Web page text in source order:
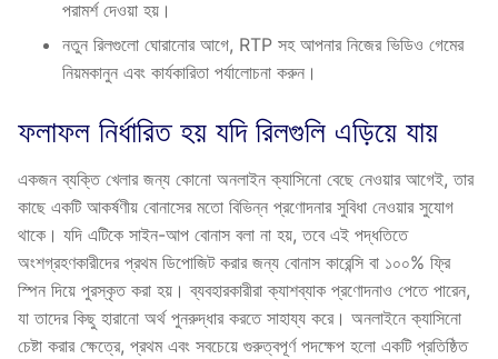
পরামর্শ দেওয়া হয়।
নতুন রিলগুলো ঘোরানোর আগে, RTP সহ আপনার নিজের ভিডিও গেমের
নিয়মকানুন এবং কার্যকারিতা পর্যালোচনা করুন।
ফলাফল নির্ধারিত হয় যদি রিলগুলি এড়িয়ে যায়
একজন ব্যক্তি খেলার জন্য কোনো অনলাইন ক্যাসিনো বেছে নেওয়ার আগেই, তার
কাছে একটি আকর্ষণীয় বোনাসের মতো বিভিন্ন প্রণোদনার সুবিধা নেওয়ার সুযোগ
থাকে। যদি এটিকে সাইন-আপ বোনাস বলা না হয়, তবে এই পদ্ধতিতে
অংশগ্রহণকারীদের প্রথম ডিপোজিট করার জন্য বোনাস কারেন্সি বা ১০০% ফ্রি
স্পিন দিয়ে পুরস্কৃত করা হয়। ব্যবহারকারীরা ক্যাশব্যাক প্রণোদনাও পেতে পারেন,
যা তাদের কিছু হারানো অর্থ পুনরুদ্ধার করতে সাহায্য করে। অনলাইনে ক্যাসিনো
চেষ্টা করার ক্ষেত্রে, প্রথম এবং সবচেয়ে গুরুত্বপূর্ণ পদক্ষেপ হলো একটি প্রতিষ্ঠিত